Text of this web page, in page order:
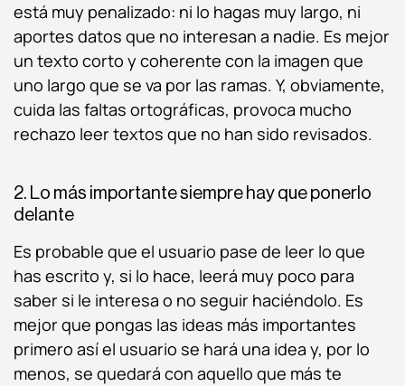
está muy penalizado: ni lo hagas muy largo, ni
aportes datos que no interesan a nadie. Es mejor
un texto corto y coherente con la imagen que
uno largo que se va por las ramas. Y, obviamente,
cuida las faltas ortográficas, provoca mucho
rechazo leer textos que no han sido revisados.
2. Lo más importante siempre hay que ponerlo
delante
Es probable que el usuario pase de leer lo que
has escrito y, si lo hace, leerá muy poco para
saber si le interesa o no seguir haciéndolo. Es
mejor que pongas las ideas más importantes
primero así el usuario se hará una idea y, por lo
menos, se quedará con aquello que más te